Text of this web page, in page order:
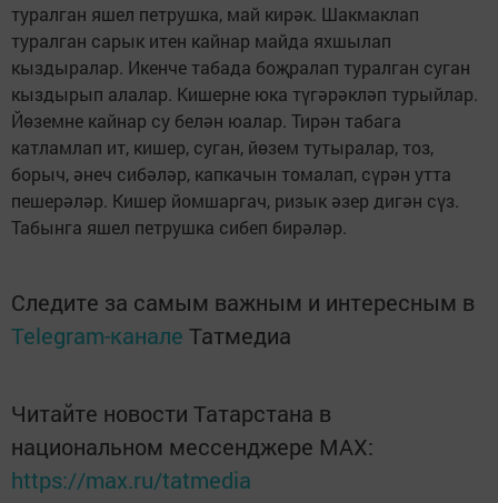
туралган яшел петрушка, май кирәк. Шакмаклап
туралган сарык итен кайнар майда яхшылап
кыздыралар. Икенче табада боҗралап туралган суган
кыздырып алалар. Кишерне юка түгәрәкләп турыйлар.
Йөземне кайнар су белән юалар. Тирән табага
катламлап ит, кишер, суган, йөзем тутыралар, тоз,
борыч, әнеч сибәләр, капкачын томалап, сүрән утта
пешерәләр. Кишер йомшаргач, ризык әзер дигән сүз.
Табынга яшел петрушка сибеп бирәләр.
Следите за самым важным и интересным в
Telegram-канале Татмедиа
Читайте новости Татарстана в
национальном мессенджере MАХ:
https://max.ru/tatmedia